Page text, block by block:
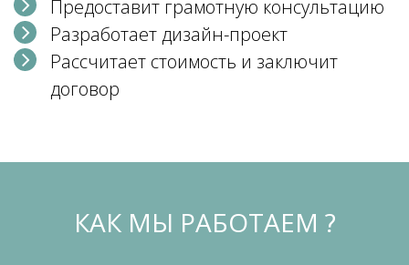
Предоставит грамотную консультацию
Разработает дизайн-проект
Рассчитает стоимость и заключит
договор
КАК МЫ РАБОТАЕМ ?